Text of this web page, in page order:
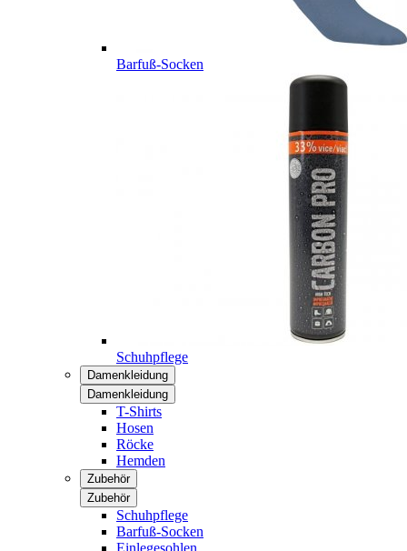
Barfuß-Socken
Schuhpflege
Damenkleidung
Damenkleidung
T-Shirts
Hosen
Röcke
Hemden
Zubehör
Zubehör
Schuhpflege
Barfuß-Socken
Einlegesohlen